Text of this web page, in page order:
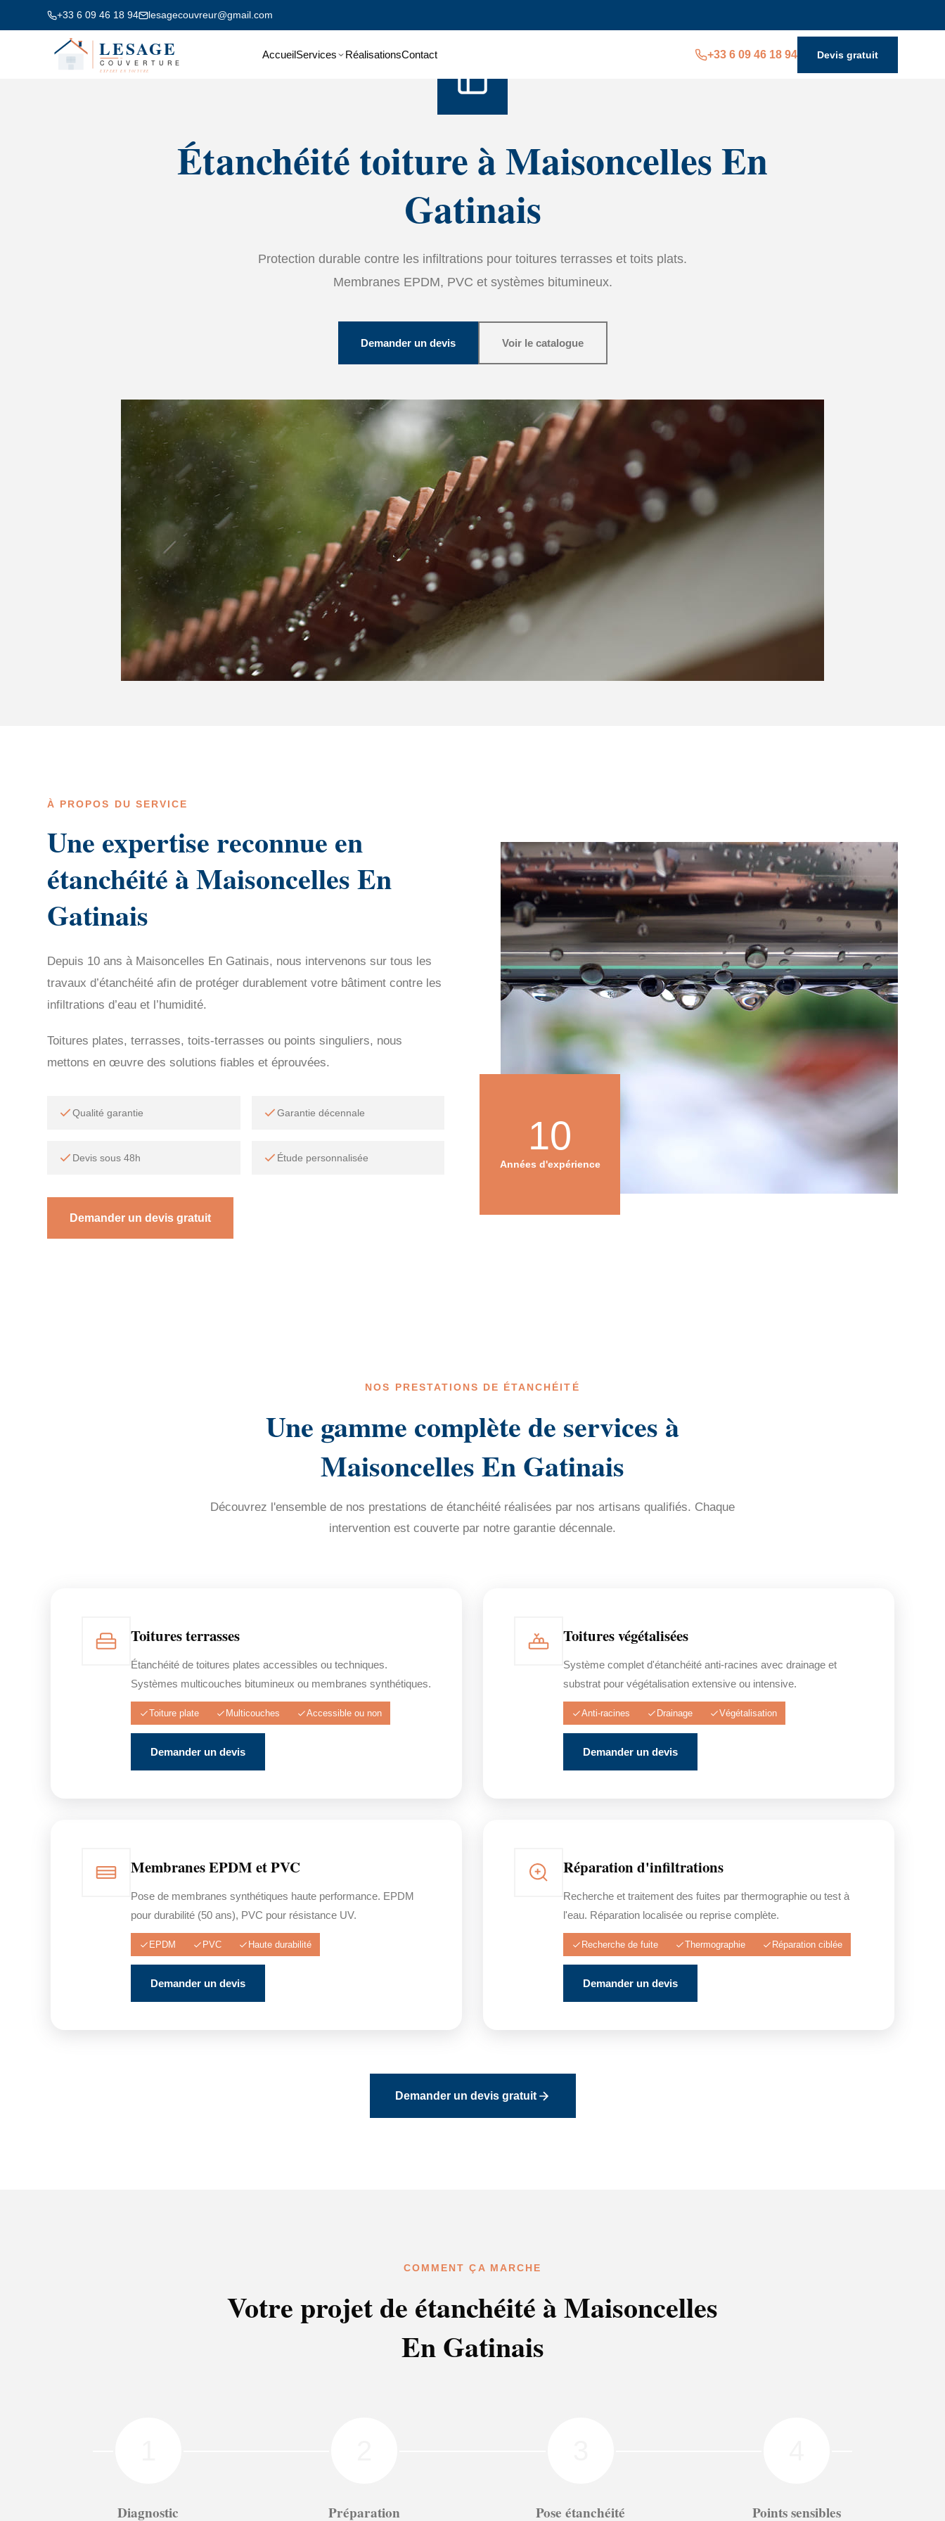
+33 6 09 46 18 94 lesagecouvreur@gmail.com
AccueilServices RéalisationsContact +33 6 09 46 18 94 Devis gratuit
Étanchéité toiture à Maisoncelles En
Gatinais
Protection durable contre les infiltrations pour toitures terrasses et toits plats.
Membranes EPDM, PVC et systèmes bitumineux.
Demander un devis Voir le catalogue
À PROPOS DU SERVICE
Une expertise reconnue en
étanchéité à Maisoncelles En
Gatinais
Depuis 10 ans à Maisoncelles En Gatinais, nous intervenons sur tous les
travaux d’étanchéité afin de protéger durablement votre bâtiment contre les
infiltrations d’eau et l’humidité.
Toitures plates, terrasses, toits-terrasses ou points singuliers, nous
mettons en œuvre des solutions fiables et éprouvées.
Qualité garantie Garantie décennale
Devis sous 48h Étude personnalisée
Demander un devis gratuit
10
Années d'expérience
NOS PRESTATIONS DE ÉTANCHÉITÉ
Une gamme complète de services à
Maisoncelles En Gatinais
Découvrez l'ensemble de nos prestations de étanchéité réalisées par nos artisans qualifiés. Chaque
intervention est couverte par notre garantie décennale.
Toitures terrasses
Étanchéité de toitures plates accessibles ou techniques.
Systèmes multicouches bitumineux ou membranes synthétiques.
Toiture plate Multicouches Accessible ou non
Demander un devis
Toitures végétalisées
Système complet d'étanchéité anti-racines avec drainage et
substrat pour végétalisation extensive ou intensive.
Anti-racines Drainage Végétalisation
Demander un devis
Membranes EPDM et PVC
Pose de membranes synthétiques haute performance. EPDM
pour durabilité (50 ans), PVC pour résistance UV.
EPDM PVC Haute durabilité
Demander un devis
Réparation d'infiltrations
Recherche et traitement des fuites par thermographie ou test à
l'eau. Réparation localisée ou reprise complète.
Recherche de fuite Thermographie Réparation ciblée
Demander un devis
Demander un devis gratuit
COMMENT ÇA MARCHE
Votre projet de étanchéité à Maisoncelles
En Gatinais
Diagnostic Préparation Pose étanchéité Points sensibles